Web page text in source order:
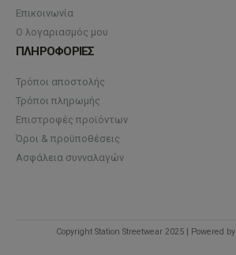
Επικοινωνία
Ο λογαριασμός μου
ΠΛΗΡΟΦΟΡΙΕΣ
Τρόποι αποστολής
Τρόποι πληρωμής
Επιστροφές προϊόντων
Όροι & προϋποθέσεις
Ασφάλεια συνναλαγών
Copyright Station Streetwear 2025 | Powered by